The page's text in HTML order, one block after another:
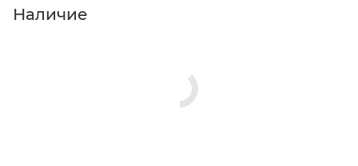
Нажмите кнопку «Оформить заказ».
Наличие